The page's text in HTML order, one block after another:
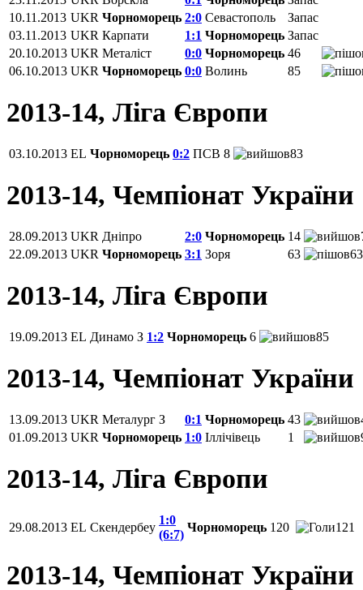
10.11.2013 UKR Чорноморець 2:0 Севастополь
Запас
03.11.2013 UKR Карпати 1:1 Чорноморець Запас
20.10.2013 UKR Металіст 0:0 Чорноморець 46
06.10.2013 UKR Чорноморець 0:0 Волинь 85
2013-14, Ліга Європи
03.10.2013 EL Чорноморець 0:2 ПСВ 8 83
2013-14, Чемпіонат України
28.09.2013 UKR Дніпро 2:0 Чорноморець 14
22.09.2013 UKR Чорноморець 3:1 Зоря 63 63
2013-14, Ліга Європи
19.09.2013 EL Динамо З 1:2 Чорноморець 6 85
2013-14, Чемпіонат України
13.09.2013 UKR Металург З 0:1 Чорноморець 43
01.09.2013 UKR Чорноморець 1:0 Іллічівець 1
2013-14, Ліга Європи
29.08.2013 EL Скендербеу
1:0
(6:7)
Чорноморець 120 121
2013-14, Чемпіонат України